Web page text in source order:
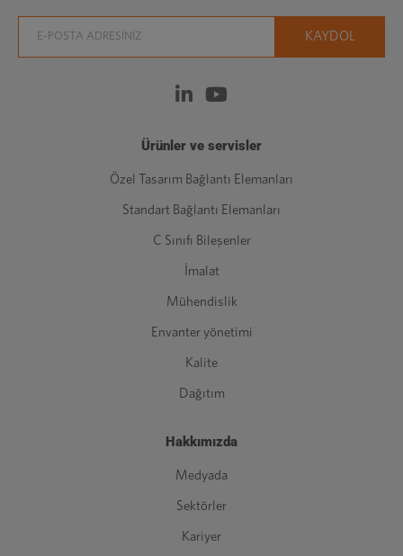
Ürünler ve servisler
Özel Tasarım Bağlantı Elemanları
Standart Bağlantı Elemanları
C Sınıfı Bileşenler
İmalat
Mühendislik
Envanter yönetimi
Kalite
Dağıtım
Hakkımızda
Medyada
Sektörler
Kariyer